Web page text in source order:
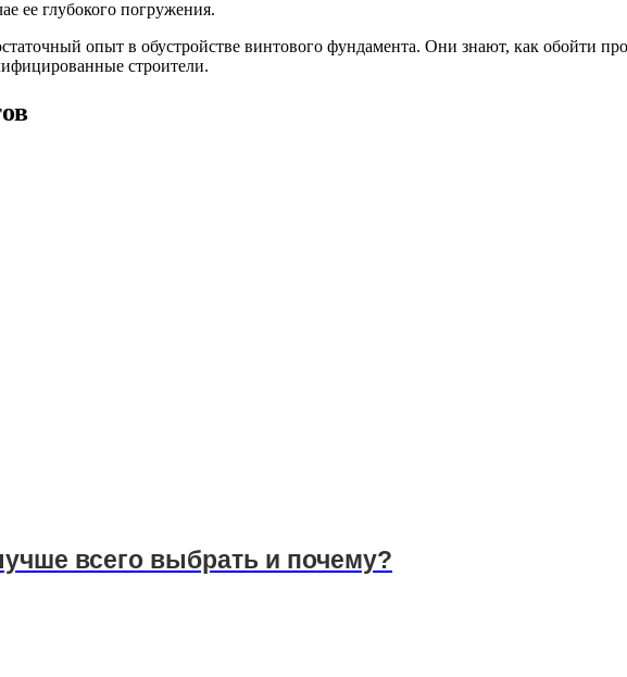
ее глубокого погружения.
опыт в обустройстве винтового фундамента. Они знают, как обойти
строители.
всего выбрать и почему?